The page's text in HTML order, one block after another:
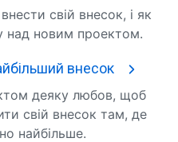
свій внесок, і як
над новим проектом.
внесок
деяку любов, щоб
свій внесок там, де
найбільше.